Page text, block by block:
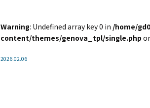
Warning: Undefined array key 0 in /home/
content/themes/genova_tpl/single.php
2026.02.06